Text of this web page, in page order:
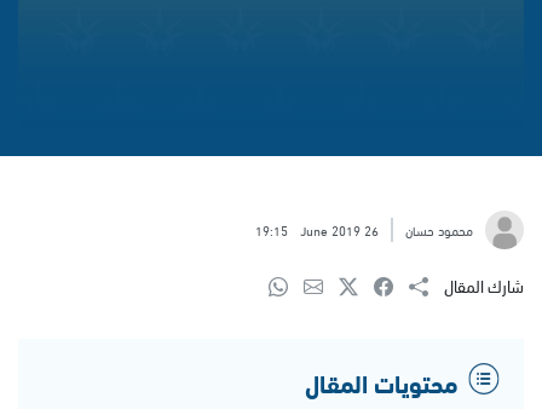
محمود حسان 26 June 2019
19:15
شارك المقال
محتويات المقال